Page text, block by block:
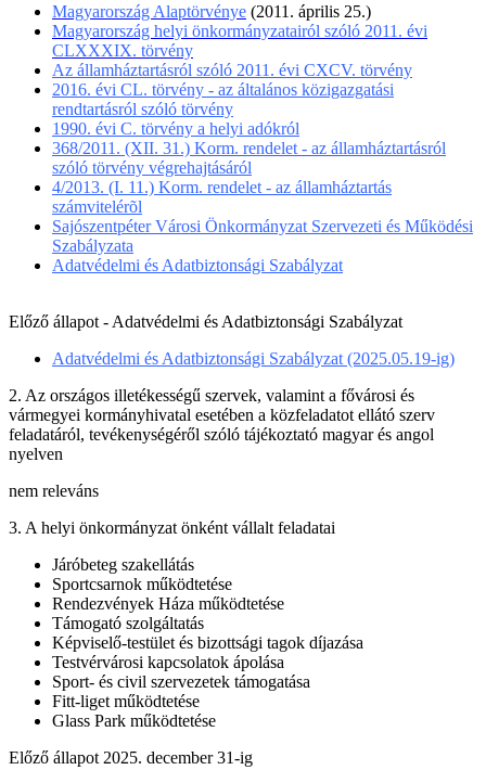
Magyarország Alaptörvénye (2011. április 25.)
Magyarország helyi önkormányzatairól szóló 2011. évi
CLXXXIX. törvény
Az államháztartásról szóló 2011. évi CXCV. törvény
2016. évi CL. törvény - az általános közigazgatási
rendtartásról szóló törvény
1990. évi C. törvény a helyi adókról
368/2011. (XII. 31.) Korm. rendelet - az államháztartásról
szóló törvény végrehajtásáról
4/2013. (I. 11.) Korm. rendelet - az államháztartás
számvitelérõl
Sajószentpéter Városi Önkormányzat Szervezeti és Működési
Szabályzata
Adatvédelmi és Adatbiztonsági Szabályzat
Előző állapot - Adatvédelmi és Adatbiztonsági Szabályzat
Adatvédelmi és Adatbiztonsági Szabályzat (2025.05.19-ig)
2. Az országos illetékességű szervek, valamint a fővárosi és
vármegyei kormányhivatal esetében a közfeladatot ellátó szerv
feladatáról, tevékenységéről szóló tájékoztató magyar és angol
nyelven
nem releváns
3. A helyi önkormányzat önként vállalt feladatai
Járóbeteg szakellátás
Sportcsarnok működtetése
Rendezvények Háza működtetése
Támogató szolgáltatás
Képviselő-testület és bizottsági tagok díjazása
Testvérvárosi kapcsolatok ápolása
Sport- és civil szervezetek támogatása
Fitt-liget működtetése
Glass Park működtetése
Előző állapot 2025. december 31-ig